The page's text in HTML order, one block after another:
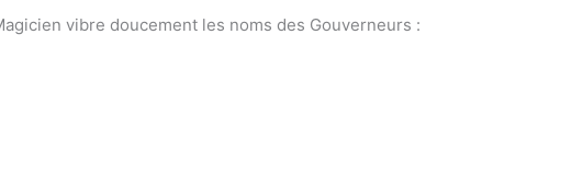
vibre doucement les noms des Gouverneurs :